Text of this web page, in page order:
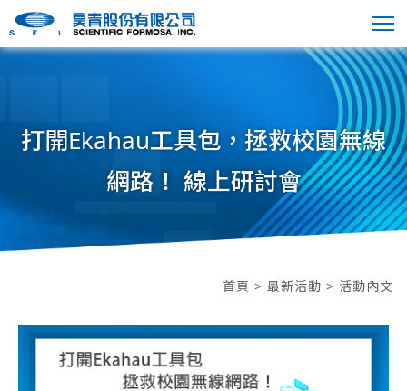
打開Ekahau工具包，拯救校園無線
網路！ 線上研討會
首頁 > 最新活動 > 活動內文